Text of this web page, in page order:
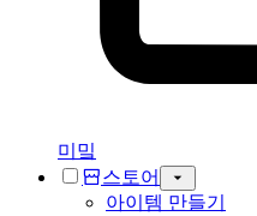
미밐
스토어
아이템 만들기